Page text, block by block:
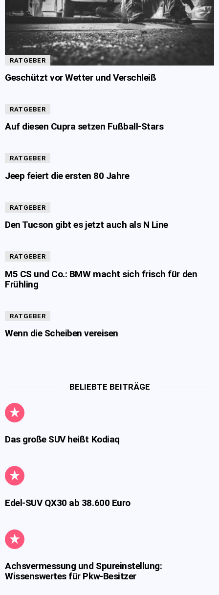
RATGEBER
Geschützt vor Wetter und Verschleiß
RATGEBER
Auf diesen Cupra setzen Fußball-Stars
RATGEBER
Jeep feiert die ersten 80 Jahre
RATGEBER
Den Tucson gibt es jetzt auch als N Line
RATGEBER
M5 CS und Co.: BMW macht sich frisch für den
Frühling
RATGEBER
Wenn die Scheiben vereisen
BELIEBTE BEITRÄGE
Das große SUV heißt Kodiaq
Edel-SUV QX30 ab 38.600 Euro
Achsvermessung und Spureinstellung:
Wissenswertes für Pkw-Besitzer